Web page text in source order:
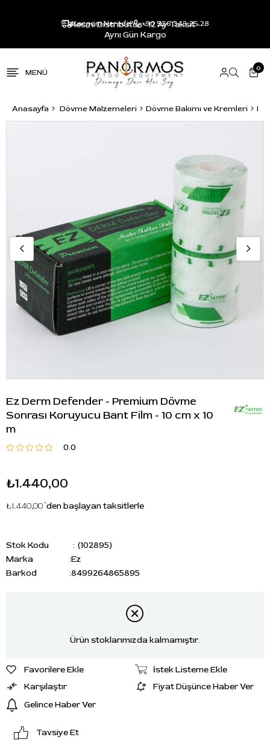
Resmi Distribütör - 12 Ay Taksit -
Aynı Gün Kargo
Kargom Nerede? +90 536 343 25 28
0
Anasayfa Dövme Malzemeleri Dövme Bakımı ve Kremleri
Ez Derm Defender - Premium Dövme
Sonrası Koruyucu Bant Film - 10 cm x 10
m
0.0
₺1.440,00
₺1.440,00`den başlayan taksitlerle
Stok Kodu
(102895)
Marka
:Ez
Barkod
:8499264865895
Ürün stoklarımızda kalmamıştır.
Favorilere Ekle
İstek Listeme Ekle
Karşılaştır
Fiyat Düşünce Haber Ver
Gelince Haber Ver
Tavsiye Et